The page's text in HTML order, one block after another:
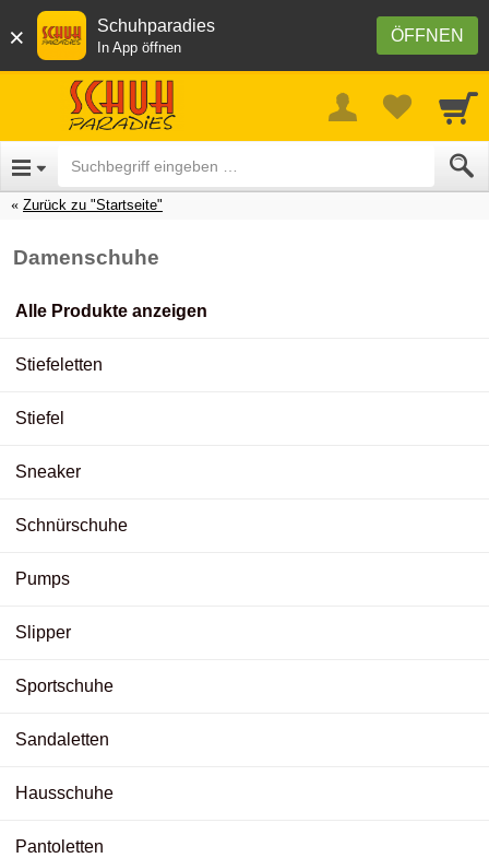
× ÖFFNEN
Schuhparadies
In App öffnen
Zurück zu "Startseite"
Damenschuhe
Alle Produkte anzeigen
Stiefeletten
Stiefel
Sneaker
Schnürschuhe
Pumps
Slipper
Sportschuhe
Sandaletten
Hausschuhe
Pantoletten